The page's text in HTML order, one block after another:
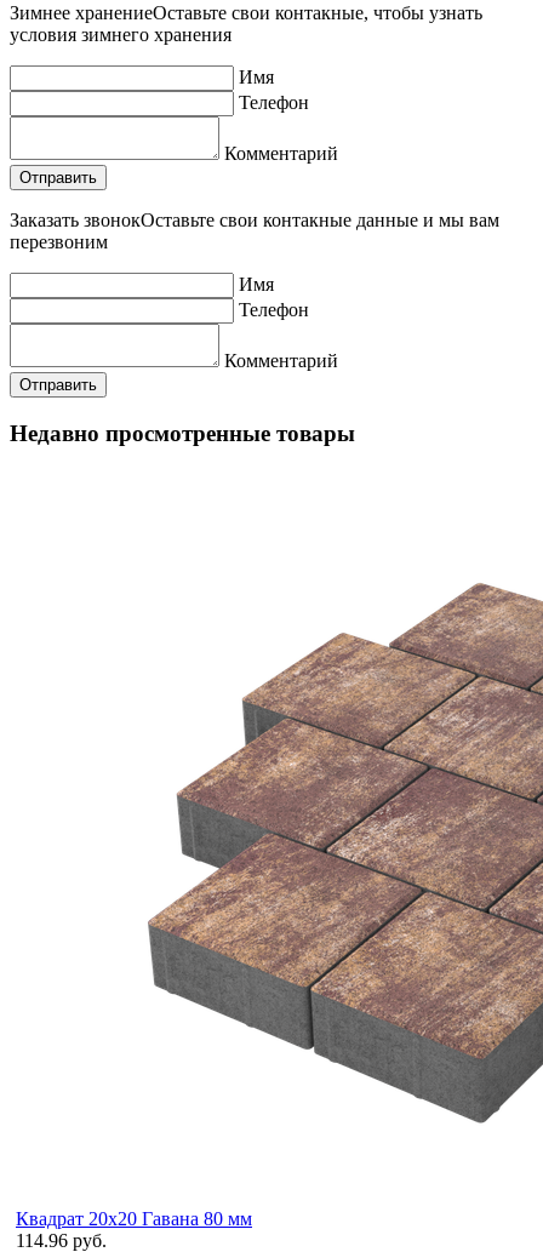
Зимнее хранениеОставьте свои контакные, чтобы узнать
условия зимнего хранения
Имя
Телефон
Комментарий
Заказать звонокОставьте свои контакные данные и мы вам
перезвоним
Имя
Телефон
Комментарий
Недавно просмотренные товары
Квадрат 20х20 Гавана 80 мм
114.96 руб.